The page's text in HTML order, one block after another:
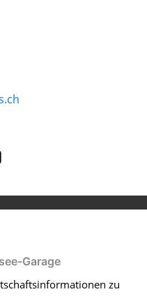
Garage
zu